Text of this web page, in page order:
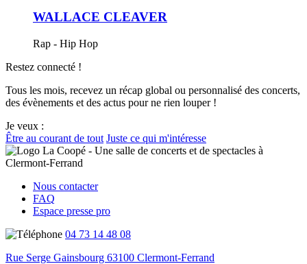
WALLACE CLEAVER
Rap - Hip Hop
Restez connecté !
Tous les mois, recevez un récap global ou personnalisé des concerts,
des évènements et des actus pour ne rien louper !
Je veux :
Être au courant de tout Juste ce qui m'intéresse
Nous contacter
FAQ
Espace presse pro
04 73 14 48 08
Rue Serge Gainsbourg 63100 Clermont-Ferrand